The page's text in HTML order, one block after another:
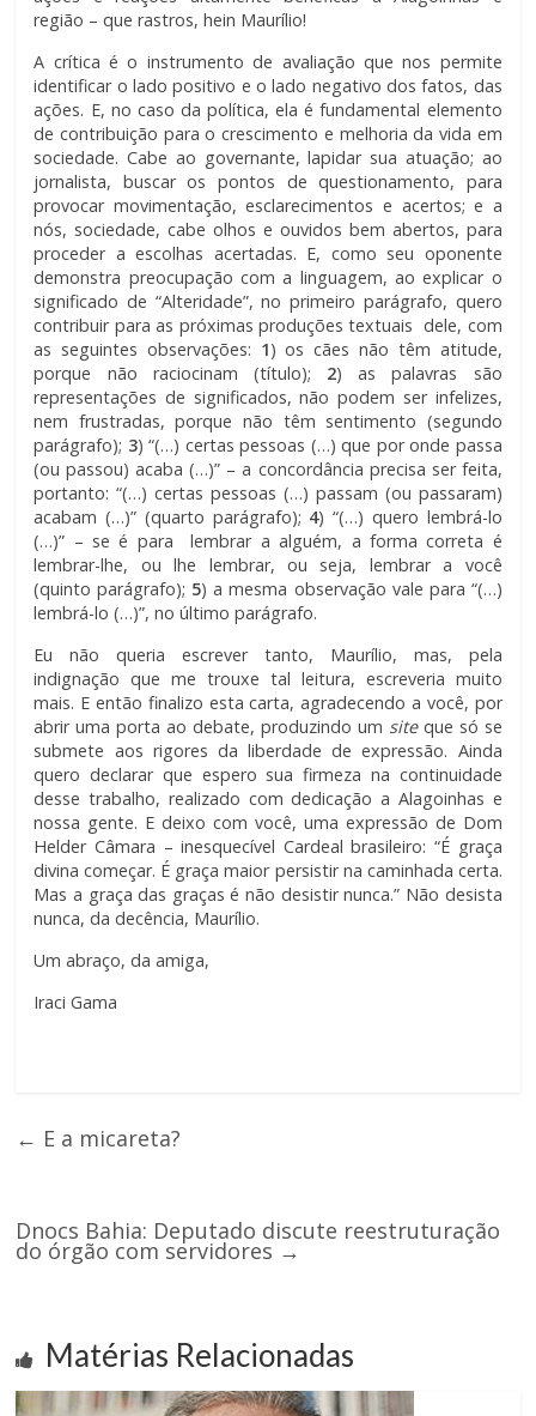
região – que rastros, hein Maurílio!
A crítica é o instrumento de avaliação que nos permite
identificar o lado positivo e o lado negativo dos fatos, das
ações. E, no caso da política, ela é fundamental elemento
de contribuição para o crescimento e melhoria da vida em
sociedade. Cabe ao governante, lapidar sua atuação; ao
jornalista, buscar os pontos de questionamento, para
provocar movimentação, esclarecimentos e acertos; e a
nós, sociedade, cabe olhos e ouvidos bem abertos, para
proceder a escolhas acertadas. E, como seu oponente
demonstra preocupação com a linguagem, ao explicar o
significado de “Alteridade”, no primeiro parágrafo, quero
contribuir para as próximas produções textuais dele, com
as seguintes observações: 1) os cães não têm atitude,
porque não raciocinam (título); 2) as palavras são
representações de significados, não podem ser infelizes,
nem frustradas, porque não têm sentimento (segundo
parágrafo); 3) “(…) certas pessoas (…) que por onde passa
(ou passou) acaba (…)” – a concordância precisa ser feita,
portanto: “(…) certas pessoas (…) passam (ou passaram)
acabam (…)” (quarto parágrafo); 4) “(…) quero lembrá-lo
(…)” – se é para lembrar a alguém, a forma correta é
lembrar-lhe, ou lhe lembrar, ou seja, lembrar a você
(quinto parágrafo); 5) a mesma observação vale para “(…)
lembrá-lo (…)”, no último parágrafo.
Eu não queria escrever tanto, Maurílio, mas, pela
indignação que me trouxe tal leitura, escreveria muito
mais. E então finalizo esta carta, agradecendo a você, por
abrir uma porta ao debate, produzindo um siteque só se
submete aos rigores da liberdade de expressão. Ainda
quero declarar que espero sua firmeza na continuidade
desse trabalho, realizado com dedicação a Alagoinhas e
nossa gente. E deixo com você, uma expressão de Dom
Helder Câmara – inesquecível Cardeal brasileiro: “É graça
divina começar. É graça maior persistir na caminhada certa.
Mas a graça das graças é não desistir nunca.” Não desista
nunca, da decência, Maurílio.
Um abraço, da amiga,
Iraci Gama
← E a micareta?
Dnocs Bahia: Deputado discute reestruturação
do órgão com servidores →
Matérias Relacionadas